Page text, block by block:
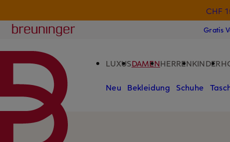
CHF
Breuninger
Gratis
LUXUSDAMENHERRENKINDER
Neu Bekleidung Schuhe